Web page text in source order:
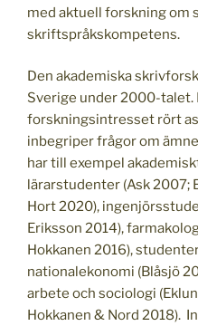
med aktuell forskning om
skriftspråkskompetens.
Den akademiska
Sverige under 2000-talet.
forskningsintresset rört
inbegriper frågor om
har till exempel
lärarstudenter (Ask 2007;
Hort 2020),
Eriksson 2014),
Hokkanen 2016),
nationalekonomi (Blåsjö
arbete och sociologi
Hokkanen & Nord 2018).